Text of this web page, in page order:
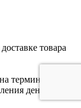
товара
терминал
денежных